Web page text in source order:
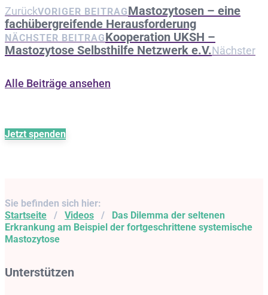
ZurückVORIGER BEITRAGMastozytosen – eine
fachübergreifende Herausforderung
NÄCHSTER BEITRAGKooperation UKSH –
Mastozytose Selbsthilfe Netzwerk e.V.Nächster
Alle Beiträge ansehen
Jetzt spenden
Sie befinden sich hier:
Startseite
/ Videos /
Das Dilemma der seltenen
Erkrankung am Beispiel der fortgeschrittene systemische
Mastozytose
Unterstützen